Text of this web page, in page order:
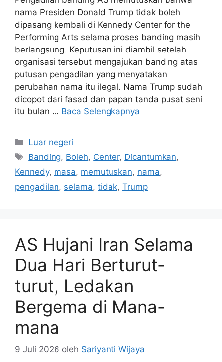
nama Presiden Donald Trump tidak boleh
dipasang kembali di Kennedy Center for the
Performing Arts selama proses banding masih
berlangsung. Keputusan ini diambil setelah
organisasi tersebut mengajukan banding atas
putusan pengadilan yang menyatakan
perubahan nama itu ilegal. Nama Trump sudah
dicopot dari fasad dan papan tanda pusat seni
itu bulan … Baca Selengkapnya
Kategori
Luar negeri
Tag
Banding, Boleh, Center, Dicantumkan,
Kennedy, masa, memutuskan, nama,
pengadilan, selama, tidak, Trump
AS Hujani Iran Selama
Dua Hari Berturut-
turut, Ledakan
Bergema di Mana-
mana
9 Juli 2026 oleh Sariyanti Wijaya